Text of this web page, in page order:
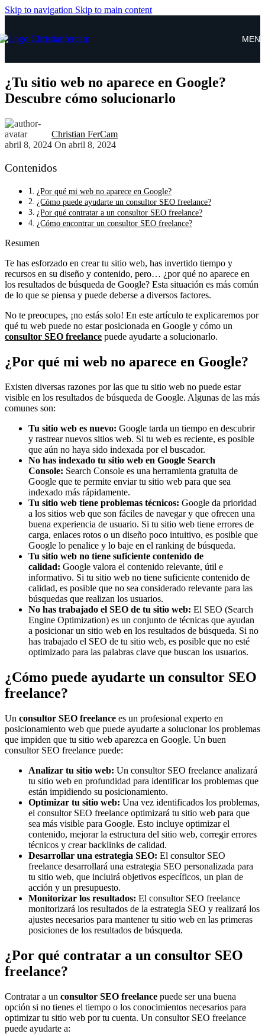
Skip to navigation Skip to main content
¿Tu sitio web no aparece en Google?
Descubre cómo solucionarlo
Christian FerCam
abril 8, 2024 On abril 8, 2024
Contenidos
¿Por qué mi web no aparece en Google?
¿Cómo puede ayudarte un consultor SEO freelance?
¿Por qué contratar a un consultor SEO freelance?
¿Cómo encontrar un consultor SEO freelance?
Resumen
Te has esforzado en crear tu sitio web, has invertido tiempo y
recursos en su diseño y contenido, pero… ¿por qué no aparece en
los resultados de búsqueda de Google? Esta situación es más común
de lo que se piensa y puede deberse a diversos factores.
No te preocupes, ¡no estás solo! En este artículo te explicaremos por
qué tu web puede no estar posicionada en Google y cómo un
consultor SEO freelance puede ayudarte a solucionarlo.
¿Por qué mi web no aparece en Google?
Existen diversas razones por las que tu sitio web no puede estar
visible en los resultados de búsqueda de Google. Algunas de las más
comunes son:
Tu sitio web es nuevo: Google tarda un tiempo en descubrir
y rastrear nuevos sitios web. Si tu web es reciente, es posible
que aún no haya sido indexada por el buscador.
No has indexado tu sitio web en Google Search
Console: Search Console es una herramienta gratuita de
Google que te permite enviar tu sitio web para que sea
indexado más rápidamente.
Tu sitio web tiene problemas técnicos: Google da prioridad
a los sitios web que son fáciles de navegar y que ofrecen una
buena experiencia de usuario. Si tu sitio web tiene errores de
carga, enlaces rotos o un diseño poco intuitivo, es posible que
Google lo penalice y lo baje en el ranking de búsqueda.
Tu sitio web no tiene suficiente contenido de
calidad: Google valora el contenido relevante, útil e
informativo. Si tu sitio web no tiene suficiente contenido de
calidad, es posible que no sea considerado relevante para las
búsquedas que realizan los usuarios.
No has trabajado el SEO de tu sitio web: El SEO (Search
Engine Optimization) es un conjunto de técnicas que ayudan
a posicionar un sitio web en los resultados de búsqueda. Si no
has trabajado el SEO de tu sitio web, es posible que no esté
optimizado para las palabras clave que buscan los usuarios.
¿Cómo puede ayudarte un consultor SEO
freelance?
Un consultor SEO freelance es un profesional experto en
posicionamiento web que puede ayudarte a solucionar los problemas
que impiden que tu sitio web aparezca en Google. Un buen
consultor SEO freelance puede:
Analizar tu sitio web: Un consultor SEO freelance analizará
tu sitio web en profundidad para identificar los problemas que
están impidiendo su posicionamiento.
Optimizar tu sitio web: Una vez identificados los problemas,
el consultor SEO freelance optimizará tu sitio web para que
sea más visible para Google. Esto incluye optimizar el
contenido, mejorar la estructura del sitio web, corregir errores
técnicos y crear backlinks de calidad.
Desarrollar una estrategia SEO: El consultor SEO
freelance desarrollará una estrategia SEO personalizada para
tu sitio web, que incluirá objetivos específicos, un plan de
acción y un presupuesto.
Monitorizar los resultados: El consultor SEO freelance
monitorizará los resultados de la estrategia SEO y realizará los
ajustes necesarios para mantener tu sitio web en las primeras
posiciones de los resultados de búsqueda.
¿Por qué contratar a un consultor SEO
freelance?
Contratar a un consultor SEO freelance puede ser una buena
opción si no tienes el tiempo o los conocimientos necesarios para
optimizar tu sitio web por tu cuenta. Un consultor SEO freelance
puede ayudarte a: